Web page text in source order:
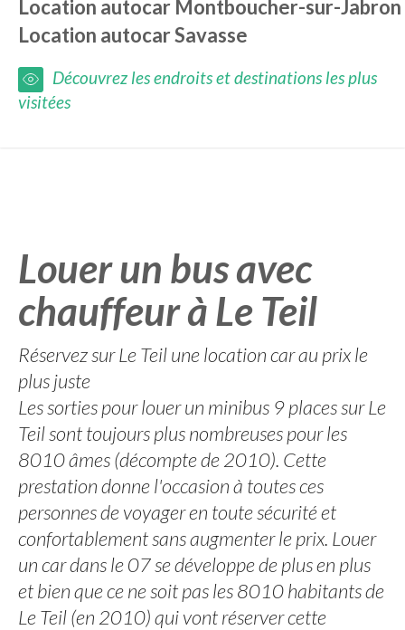
Location autocar Montboucher-sur-Jabron
Location autocarSavasse
Découvrez les endroits et destinations les plus
visitées
Louer un bus avec
chauffeur à Le Teil
Réservez sur Le Teil une location car au prix le
plus juste
Les sorties pour louer un minibus 9 places sur Le
Teil sont toujours plus nombreuses pour les
8010 âmes (décompte de 2010). Cette
prestation donne l'occasion à toutes ces
personnes de voyager en toute sécurité et
confortablement sans augmenter le prix. Louer
un car dans le 07 se développe de plus en plus
et bien que ce ne soit pas les 8010 habitants de
Le Teil (en 2010) qui vont réserver cette